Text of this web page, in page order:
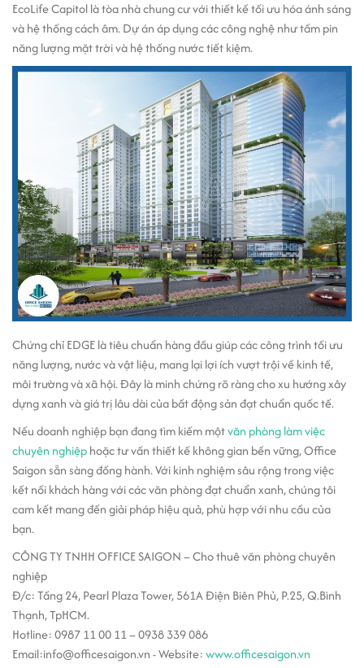
EcoLife Capitol là tòa nhà chung cư với thiết kế tối ưu hóa ánh sáng
và hệ thống cách âm. Dự án áp dụng các công nghệ như tấm pin
năng lượng mặt trời và hệ thống nước tiết kiệm.
Chứng chỉ EDGE là tiêu chuẩn hàng đầu giúp các công trình tối ưu
năng lượng, nước và vật liệu, mang lại lợi ích vượt trội về kinh tế,
môi trường và xã hội. Đây là minh chứng rõ ràng cho xu hướng xây
dựng xanh và giá trị lâu dài của bất động sản đạt chuẩn quốc tế.
Nếu doanh nghiệp bạn đang tìm kiếm mộtvăn phòng làm việc
chuyên nghiệphoặc tư vấn thiết kế không gian bền vững, Office
Saigon sẵn sàng đồng hành. Với kinh nghiệm sâu rộng trong việc
kết nối khách hàng với các văn phòng đạt chuẩn xanh, chúng tôi
cam kết mang đến giải pháp hiệu quả, phù hợp với nhu cầu của
bạn.
CÔNG TY TNHH OFFICE SAIGON – Cho thuê văn phòng chuyên
nghiệp
Đ/c: Tầng 24, Pearl Plaza Tower, 561A Điện Biên Phủ, P.25, Q.Bình
Thạnh, TpHCM.
Hotline: 0987 11 00 11 – 0938 339 086
Email:info@officesaigon.vn - Website:www.officesaigon.vn